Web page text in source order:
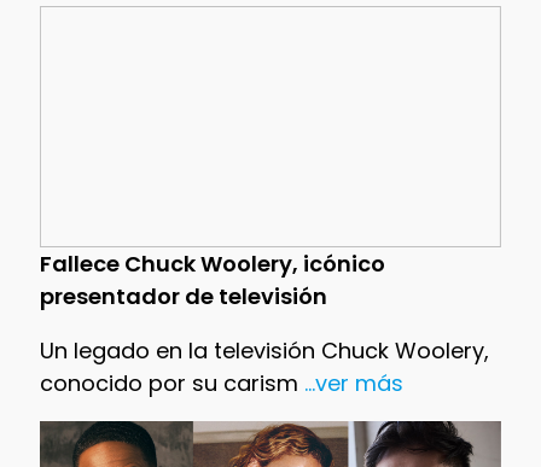
Fallece Chuck Woolery, icónico
presentador de televisión
Un legado en la televisión Chuck Woolery,
conocido por su carism ...ver más